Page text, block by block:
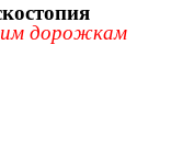
дорожкам